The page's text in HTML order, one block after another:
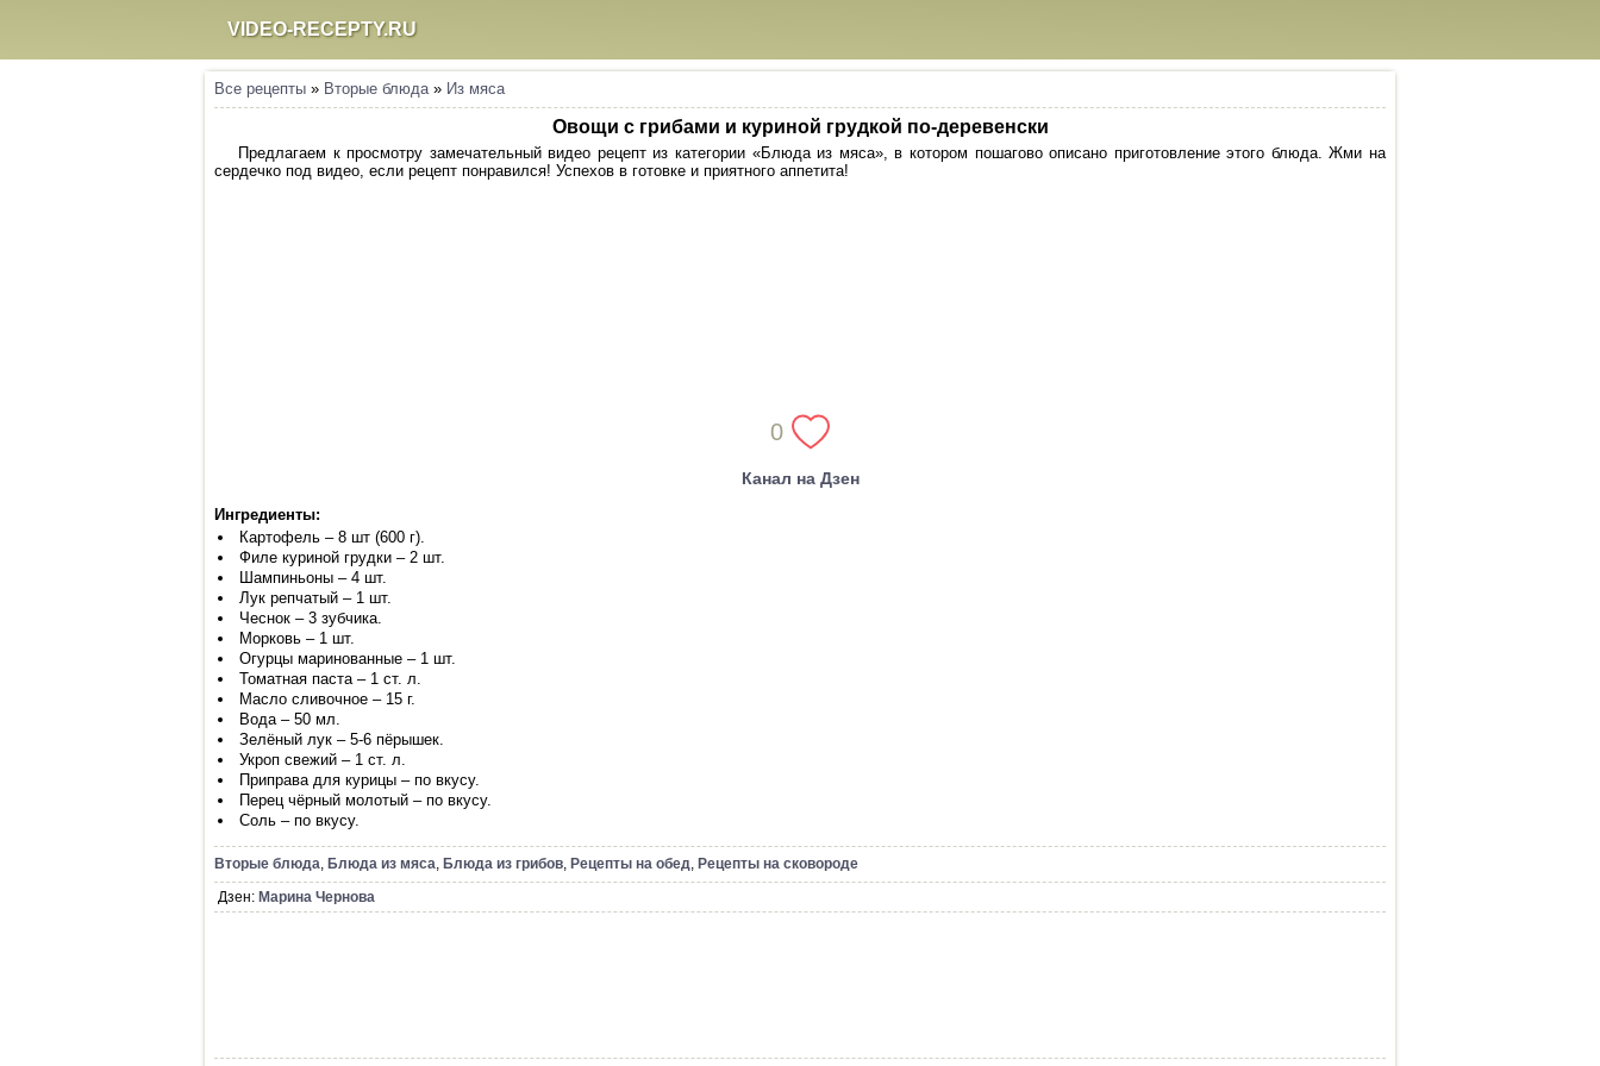
VIDEO-RECEPTY.RU
Все рецепты » Вторые блюда» Из мяса
Овощи с грибами и куриной грудкой по-деревенски
Предлагаем к просмотру замечательный видео рецепт из категории «Блюда из мяса», в котором пошагово описано приготовление этого блюда. Жми на
сердечко под видео, если рецепт понравился! Успехов в готовке и приятного аппетита!
0
Канал на Дзен
Ингредиенты:
Картофель – 8 шт (600 г).
Филе куриной грудки – 2 шт.
Шампиньоны – 4 шт.
Лук репчатый – 1 шт.
Чеснок – 3 зубчика.
Морковь – 1 шт.
Огурцы маринованные – 1 шт.
Томатная паста – 1 ст. л.
Масло сливочное – 15 г.
Вода – 50 мл.
Зелёный лук – 5-6 пёрышек.
Укроп свежий – 1 ст. л.
Приправа для курицы – по вкусу.
Перец чёрный молотый – по вкусу.
Соль – по вкусу.
Вторые блюда, Блюда из мяса, Блюда из грибов, Рецепты на обед, Рецепты на сковороде
Дзен: Марина Чернова